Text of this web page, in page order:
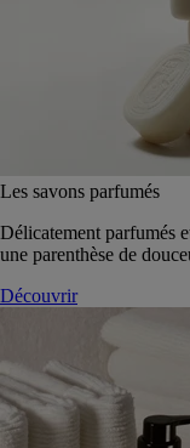
Les savons parfumés
Délicatement parfumés
une parenthèse de
Découvrir